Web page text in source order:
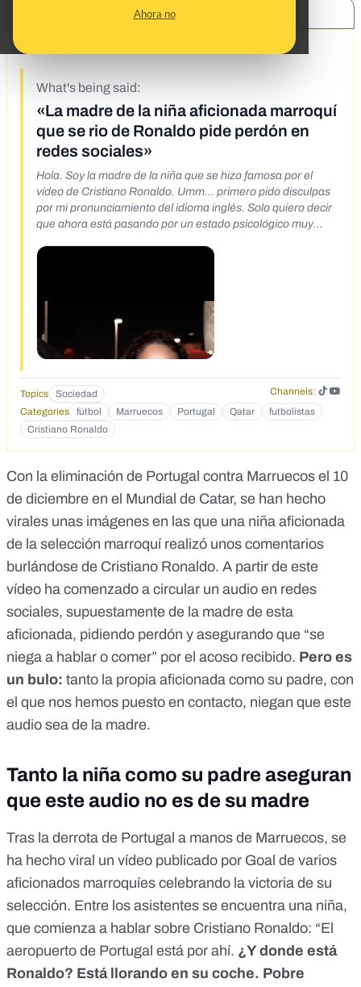
Ahora no
12/20/22
What's being said:
«La madre de la niña aficionada marroquí
que se rio de Ronaldo pide perdón en
redes sociales»
Hola. Soy la madre de la niña que se hizo famosa por el
vídeo de Cristiano Ronaldo. Umm... primero pido disculpas
por mi pronunciamiento del idioma inglés. Solo quiero decir
que ahora está pasando por un estado psicológico muy
comentarios. Les asegura que mi hija no quiso insultar a l
alrededor. Y esos movimientos te provocaban eran
movimientos, movimientos, perdón, movimientos infantiles
porque todavía es joven . Tiene nueve años y ella solo quería
expresar su alegría. Pero desafortunadamente fue víctima
Cristiano Ronaldo por lo que pasó y espero que, que
detenga todos los vídeos sobre ella tratando su salud
mental. Y luego también sus amigos la están tratando mal
en este momento. Por favor, considérenla cómo si fuera su
hermana menor y perdónenla. Lo siento mucho y por favor
Topics Sociedad
Channels:
Categories
fútbol Marruecos Portugal Qatar
futbolistas
Cristiano Ronaldo
Con la eliminación de Portugal contra Marruecos el 10
de diciembre en el Mundial de Catar, se han hecho
virales unas imágenes en las que una niña aficionada
de la selección marroquí realizó unos comentarios
burlándose de Cristiano Ronaldo. A partir de este
vídeo ha comenzado a circular un audio en redes
sociales, supuestamente de la madre de esta
aficionada, pidiendo perdón y asegurando que “se
niega a hablar o comer” por el acoso recibido. Pero es
un bulo: tanto la propia aficionada como su padre, con
el que nos hemos puesto en contacto, niegan que este
audio sea de la madre.
Tanto la niña como su padre aseguran
que este audio no es de su madre
Tras la derrota de Portugal a manos de Marruecos, se
ha hecho viral un vídeo publicado por Goal de varios
aficionados marroquíes celebrando la victoria de su
selección. Entre los asistentes se encuentra una niña,
que comienza a hablar sobre Cristiano Ronaldo: “El
aeropuerto de Portugal está por ahí. ¿Y donde está
Ronaldo? Está llorando en su coche. Pobre